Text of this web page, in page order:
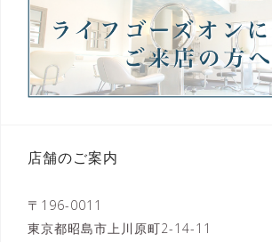
店舗のご案内
〒196-0011
東京都昭島市上川原町2-14-11